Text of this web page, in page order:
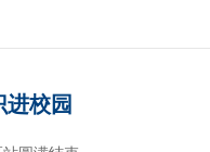
校园